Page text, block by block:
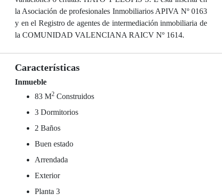
la Asociación de profesionales Inmobiliarios APIVA Nº 0163
y en el Registro de agentes de intermediación inmobiliaria de
la COMUNIDAD VALENCIANA RAICV Nº 1614.
Características
Inmueble
83 M2 Construidos
3 Dormitorios
2 Baños
Buen estado
Arrendada
Exterior
Planta 3